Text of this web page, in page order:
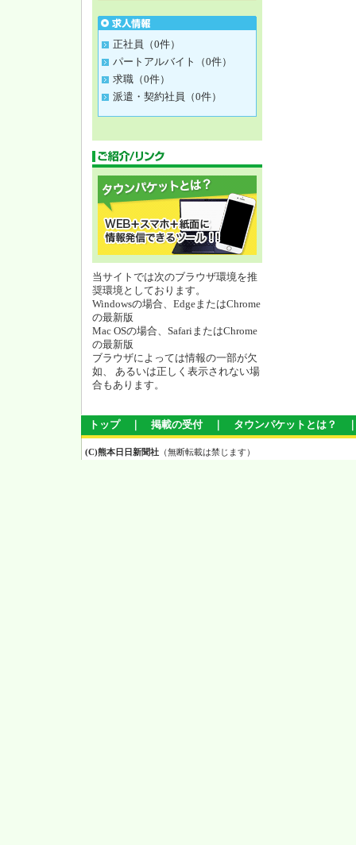
正社員（0件）
パートアルバイト（0件）
求職（0件）
派遣・契約社員（0件）
当サイトでは次のブラウザ環境を推
奨環境としております。
Windowsの場合、EdgeまたはChrome
の最新版
Mac OSの場合、SafariまたはChrome
の最新版
ブラウザによっては情報の一部が欠
如、 あるいは正しく表示されない場
合もあります。
トップ｜ 掲載の受付｜ タウンパケットとは？
(C)熊本日日新聞社（無断転載は禁じます）